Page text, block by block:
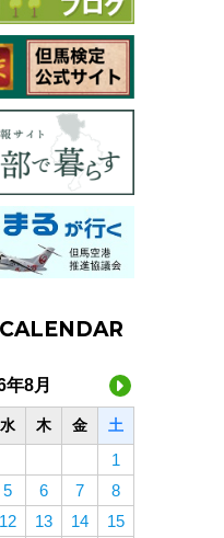
年8月
水 木 金 土
1
5 6 7
8
12 13 14
15